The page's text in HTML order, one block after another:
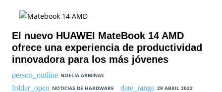
El nuevo HUAWEI MateBook 14 AMD
ofrece una experiencia de productividad
innovadora para los más jóvenes
NOELIA ARMINAS
NOTICIAS DE HARDWARE
29 ABRIL 2022